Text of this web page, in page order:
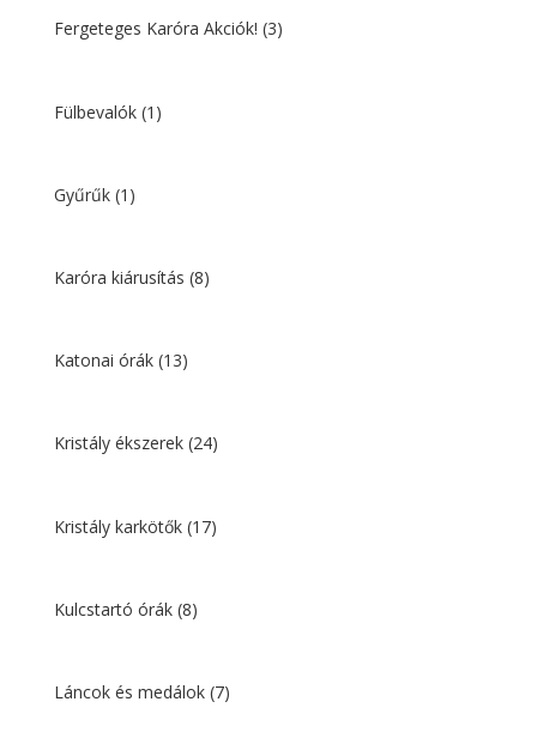
Fergeteges Karóra Akciók! (3)
Fülbevalók (1)
Gyűrűk (1)
Karóra kiárusítás (8)
Katonai órák (13)
Kristály ékszerek (24)
Kristály karkötők (17)
Kulcstartó órák (8)
Láncok és medálok (7)